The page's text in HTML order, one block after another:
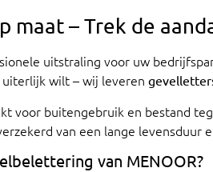
maat – Trek de
uitstraling voor uw
wilt – wij leveren
voor buitengebruik en bestand
van een lange levensduur
van MENOOR?